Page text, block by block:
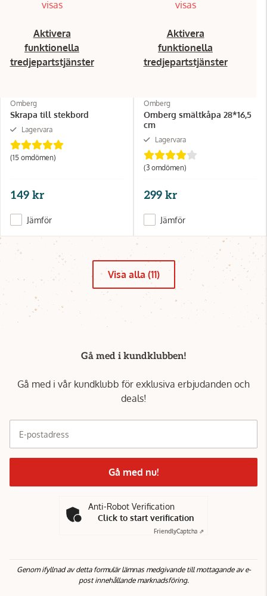
visas
Aktivera
funktionella
tredjepartstjänster
Omberg
Skrapa till stekbord
Lagervara
(15 omdömen)
149 kr
Jämför
visas
Aktivera
funktionella
tredjepartstjänster
Omberg
Omberg smältkåpa 28*16,5
cm
Lagervara
(3 omdömen)
299 kr
Jämför
Visa alla (11)
Gå med i kundklubben!
Gå med i vår kundklubb för exklusiva erbjudanden och
deals!
E-postadress
Gå med nu!
Anti-Robot Verification
Click to start verification
FriendlyCaptcha ⇗
Genom ifyllnad av detta formulär lämnas medgivande till mottagande av e-
post innehållande marknadsföring.